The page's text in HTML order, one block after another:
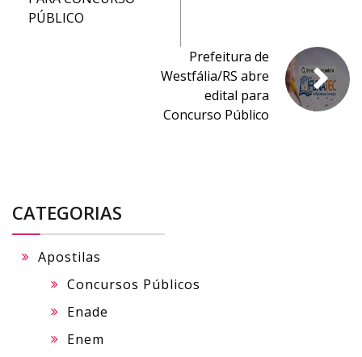
PÚBLICO
Prefeitura de
Westfália/RS abre
edital para
Concurso Público
CATEGORIAS
Apostilas
Concursos Públicos
Enade
Enem